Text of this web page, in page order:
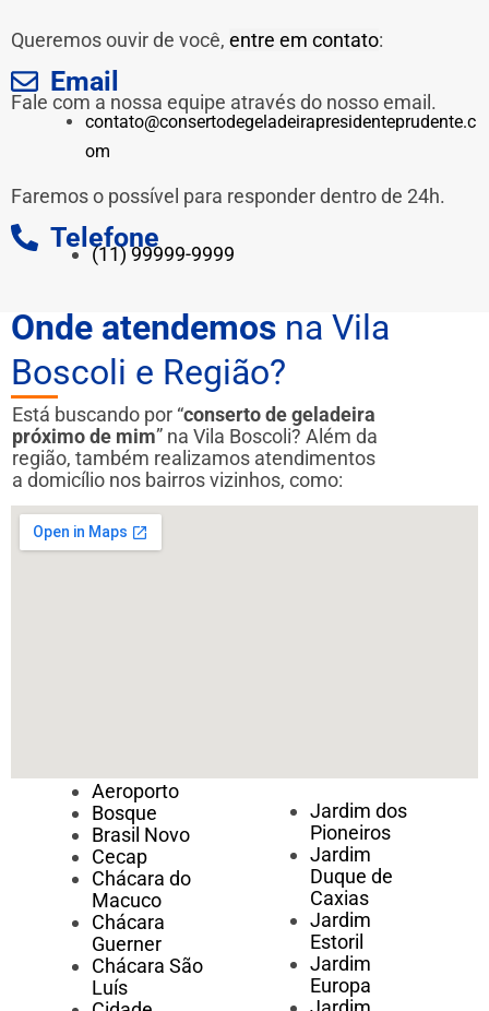
Queremos ouvir de você, entre em contato:
Email
Fale com a nossa equipe através do nosso email.
contato@consertodegeladeirapresidenteprudente.c
om
Faremos o possível para responder dentro de 24h.
Telefone
(11) 99999-9999
Onde atendemos na Vila
Boscoli e Região?
Está buscando por “conserto de geladeira
próximo de mim” na Vila Boscoli? Além da
região, também realizamos atendimentos
a domicílio nos bairros vizinhos, como:
Aeroporto
Bosque
Brasil Novo
Cecap
Chácara do
Macuco
Chácara
Guerner
Chácara São
Luís
Jardim dos
Pioneiros
Jardim
Duque de
Caxias
Jardim
Estoril
Jardim
Europa